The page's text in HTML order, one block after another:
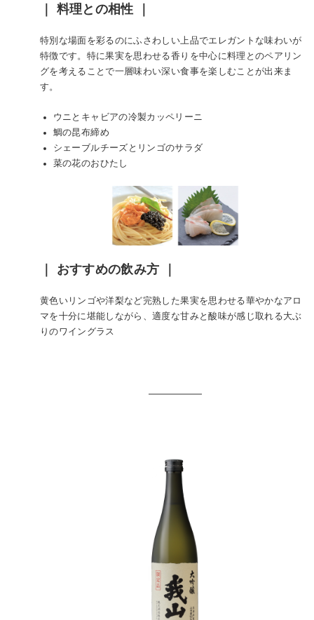
｜ 料理との相性 ｜
特別な場面を彩るのにふさわしい上品でエレガントな味わいが
特徴です。特に果実を思わせる香りを中心に料理とのペアリン
グを考えることで一層味わい深い食事を楽しむことが出来ま
す。
ウニとキャビアの冷製カッペリーニ
鯛の昆布締め
シェーブルチーズとリンゴのサラダ
菜の花のおひたし
｜ おすすめの飲み方 ｜
黄色いリンゴや洋梨など完熟した果実を思わせる華やかなアロ
マを十分に堪能しながら、適度な甘みと酸味が感じ取れる大ぶ
りのワイングラス